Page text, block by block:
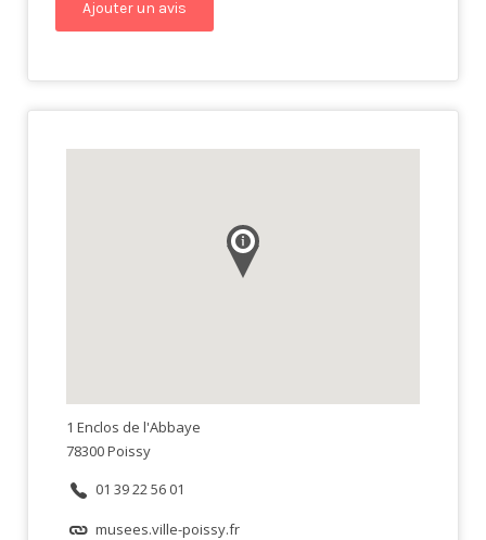
1 Enclos de l'Abbaye
78300 Poissy
01 39 22 56 01
musees.ville-poissy.fr